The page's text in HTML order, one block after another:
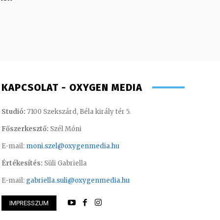
– operatőr-vágó – 2020
KAPCSOLAT - OXYGEN MEDIA
Studió: 7100 Szekszárd, Béla király tér 5.
Főszerkesztő: Szél Móni
E-mail: moni.szel@oxygenmedia.hu
Értékesítés: Süli Gabriella
E-mail: gabriella.suli@oxygenmedia.hu
IMPRESSZUM